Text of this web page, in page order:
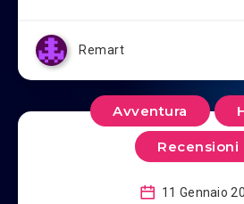
Remart
Avventura
Recensioni
11 Gennaio